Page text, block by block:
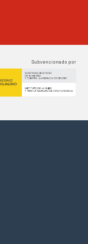
Subvencionado por